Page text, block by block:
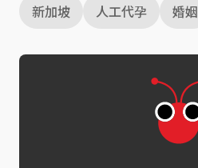
新加坡 人工代孕 婚姻